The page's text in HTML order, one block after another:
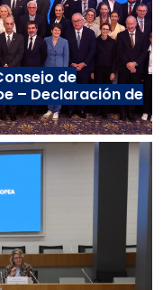
de
– Declaración de